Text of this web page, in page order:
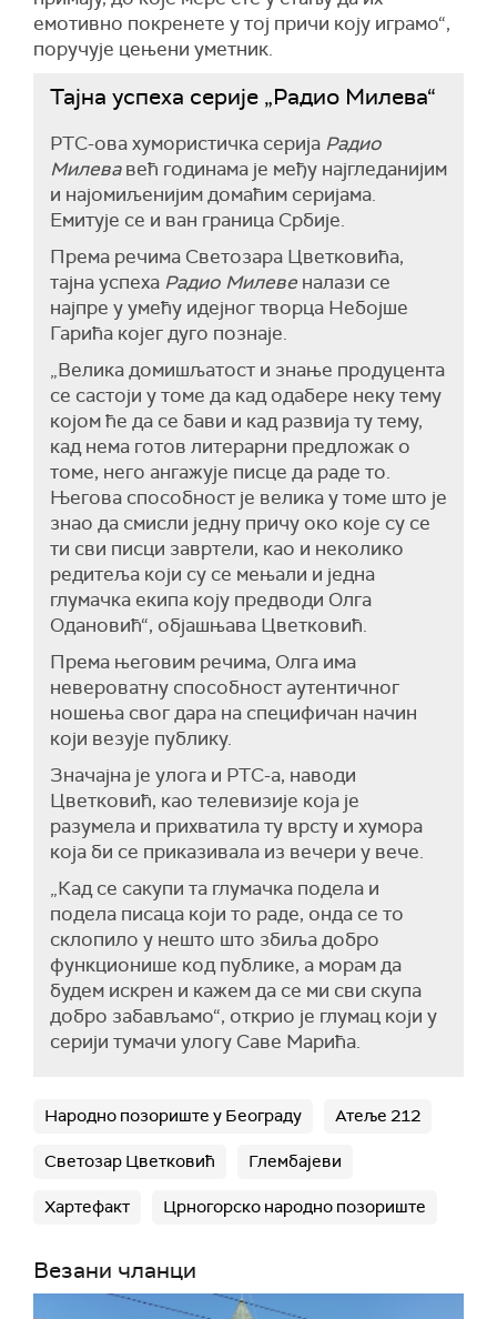
емотивно покренете у тој причи коју играмо“,
поручује цењени уметник.
Тајна успеха серије „Радио Милева“
РТС-ова хумористичка серија Радио
Милевавећ годинама је међу најгледанијим
и најомиљенијим домаћим серијама.
Емитује се и ван граница Србије.
Према речима Светозара Цветковића,
тајна успеха Радио Милеве налази се
најпре у умећу идејног творца Небојше
Гарића којег дуго познаје.
„Велика домишљатост и знање продуцента
се састоји у томе да кад одабере неку тему
којом ће да се бави и кад развија ту тему,
кад нема готов литерарни предложак о
томе, него ангажује писце да раде то.
Његова способност је велика у томе што је
знао да смисли једну причу око које су се
ти сви писци завртели, као и неколико
редитеља који су се мењали и једна
глумачка екипа коју предводи Олга
Одановић“, објашњава Цветковић.
Према његовим речима, Олга има
невероватну способност аутентичног
ношења свог дара на специфичан начин
који везује публику.
Значајна је улога и РТС-а, наводи
Цветковић, као телевизије која је
разумела и прихватила ту врсту и хумора
која би се приказивала из вечери у вече.
„Кад се сакупи та глумачка подела и
подела писаца који то раде, онда се то
склопило у нешто што збиља добро
функционише код публике, а морам да
будем искрен и кажем да се ми сви скупа
добро забављамо“, открио је глумац који у
серији тумачи улогу Саве Марића.
Народно позориште у Београду Атеље 212
Светозар Цветковић Глембајеви
Хартефакт Црногорско народно позориште
Везани чланци